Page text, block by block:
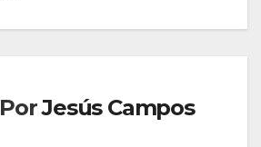
PorJesús Campos